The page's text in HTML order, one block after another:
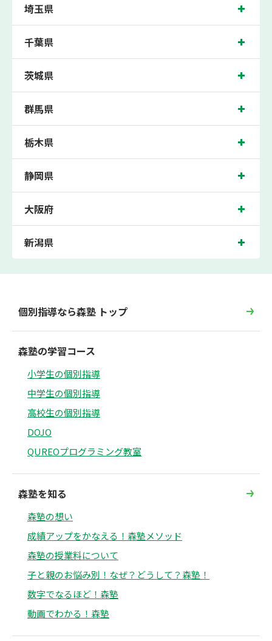
千葉県我孫子市の保護者の方や生徒さんにクチコミで絶大な評価をいただいている
個別指導塾で今なら無料体験受付中です！
埼玉県
千葉県
茨城県
群馬県
栃木県
静岡県
大阪府
新潟県
個別指導なら森塾 トップ
森塾の学習コース
小学生の個別指導
中学生の個別指導
高校生の個別指導
DOJO
QUREOプログラミング教室
森塾を知る
森塾の想い
成績アップをかなえる！森塾メソッド
森塾の授業料について
子と親のお悩み別！なぜ？どうして？森塾！
数字でなるほど！森塾
動画でわかる！森塾